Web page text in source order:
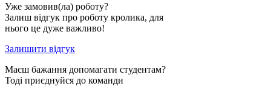
Уже замовив(ла) роботу?
Залиш відгук про роботу кролика, для
нього це дуже важливо!
Залишити відгук
Маєш бажання допомагати студентам?
Тоді приєднуйся до команди